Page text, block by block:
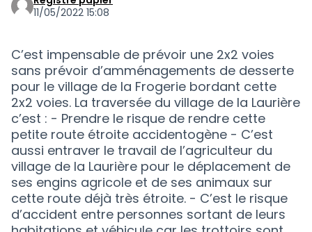
11/05/2022 15:08
C’est impensable de prévoir une 2x2 voies
sans prévoir d’amménagements de desserte
pour le village de la Frogerie bordant cette
2x2 voies. La traversée du village de la Laurière
c’est : - Prendre le risque de rendre cette
petite route étroite accidentogène - C’est
aussi entraver le travail de l’agriculteur du
village de la Laurière pour le déplacement de
ses engins agricole et de ses animaux sur
cette route déjà très étroite. - C’est le risque
d’accident entre personnes sortant de leurs